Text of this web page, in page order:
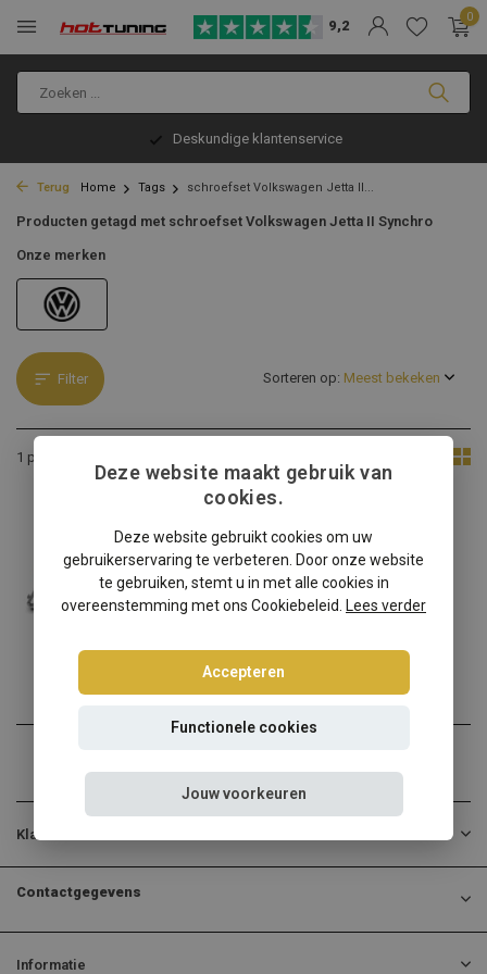
9,2
0
Deskundige klantenservice
Terug Home Tags schroefset Volkswagen Jetta II...
Producten getagd met schroefset Volkswagen Jetta II Synchro
Onze merken
Filter
1 product
Sorteren op:
Volkswagen Jetta 2 Synchro schroefset
Volkswagen Jetta 2 Synch...
€324,95
Klantenservice
Contactgegevens
Informatie
Deze website maakt gebruik van
cookies.
Deze website gebruikt cookies om uw
gebruikerservaring te verbeteren. Door onze website
te gebruiken, stemt u in met alle cookies in
overeenstemming met ons Cookiebeleid.
Lees verder
Accepteren
Functionele cookies
Jouw voorkeuren